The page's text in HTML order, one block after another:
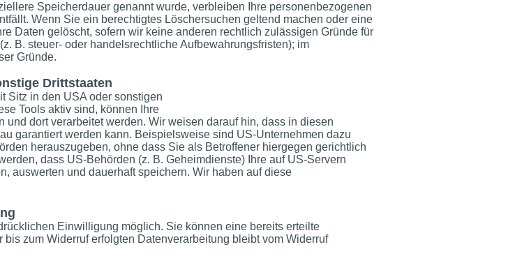
Speicherdauer genannt wurde, verbleiben Ihre personenbezogenen
Wenn Sie ein berechtigtes Löschersuchen geltend machen oder eine
Daten gelöscht, sofern wir keine anderen rechtlich zulässigen Gründe für
B. steuer- oder handelsrechtliche Aufbewahrungsfristen); im
Gründe.
Drittstaaten
Sitz in den USA oder sonstigen
Tools aktiv sind, können Ihre
dort verarbeitet werden. Wir weisen darauf hin, dass in diesen
garantiert werden kann. Beispielsweise sind US-Unternehmen dazu
herauszugeben, ohne dass Sie als Betroffener hiergegen gerichtlich
dass US-Behörden (z. B. Geheimdienste) Ihre auf US-Servern
auswerten und dauerhaft speichern. Wir haben auf diese
Einwilligung möglich. Sie können eine bereits erteilte
zum Widerruf erfolgten Datenverarbeitung bleibt vom Widerruf